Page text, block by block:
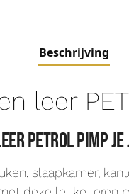
Beschrijving
leer
petrol pimp
slaapkamer,